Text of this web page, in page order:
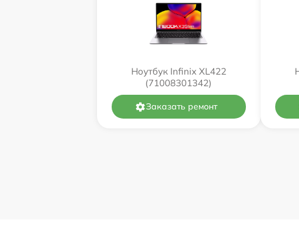
Ноутбук Infinix XL422
(71008301342)
Заказать ремонт